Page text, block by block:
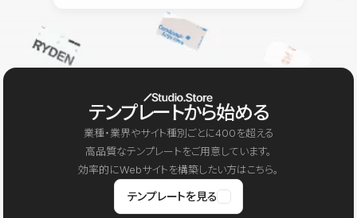
テンプレートから始める
業種・業界やサイト種別ごとに400を超える
高品質なテンプレートをご用意しています。
効率的にWebサイトを構築したい方はこちら。
テンプレートを見る